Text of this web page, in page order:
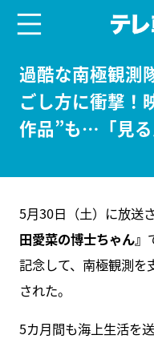
過酷な南極観測
ごし方に衝撃！
作品”も…「見る
5月30日（土）に放送
田愛菜の博士ちゃん』
記念して、南極観測を
された。
5カ月間も海上生活を